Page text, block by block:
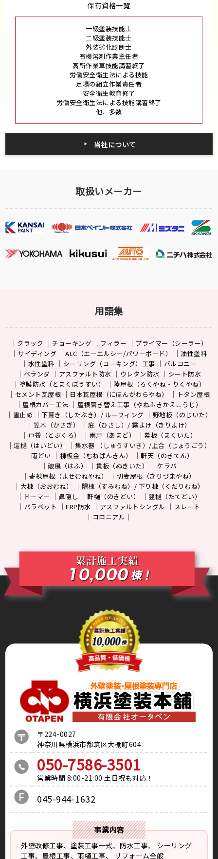
保有資格一覧
一級塗装技能士
二級塗装技能士
外装劣化診断士
有機溶剤作業主任者
高所作業車技能講習終了
労働安全衛生法による技能
足場の組立作業責任者
安全衛生教育修了
労働安全衛生法による技能講習終了
他、多数
当社について
取扱いメーカー
用語集
クラック チョーキング フィラー
プライマー（シーラー）
サイディング
ALC（エーエルシー/パワーボード）
油性塗料
水性塗料
シーリング（コーキング）工事
バルコニー
ベランダ
アスファルト防水 ウレタン防水
シート防水
塗膜防水（とまくぼうすい）
陸屋根（ろくやね・りくやね）
セメント瓦屋根
日本瓦屋根（にほんがわらやね）
トタン屋根
屋根カバー工法
屋根葺き替え工事（やねふきかえこうじ）
雪止め
下葺き（したぶき）/ ルーフィング
野地板（のじいた）
笠木（かさぎ）
庇（ひさし）/ 霧よけ（きりよけ）
戸袋（とぶくろ）
雨戸（あまど）
幕板（まくいた）
這樋（はいどい）
集水器 （しゅうすいき）/上合（じょうごう）
雨どい
棟板金（むねばんきん）
軒天（のきてん）
破風（はふ）
貫板（ぬきいた）
ケラバ
寄棟屋根（よせむねやね）
切妻屋根（きりづまやね）
大棟（おおむね）
隅棟（すみむね）/ 下り棟（くだりむね）
ドーマー
鼻隠し 軒樋（のきどい）
竪樋（たてどい）
パラペット
FRP防水 アスファルトシングル
スレート
コロニアル
〒224-0027
神奈川県横浜市都筑区大棚町604
050-7586-3501
営業時間 8:00-21:00 土日祝も対応！
045-944-1632
事業内容
外壁改修工事、塗装工事⼀式、防水工事、
シーリング
工事、屋根工事、雨樋工事、
リフォーム全般